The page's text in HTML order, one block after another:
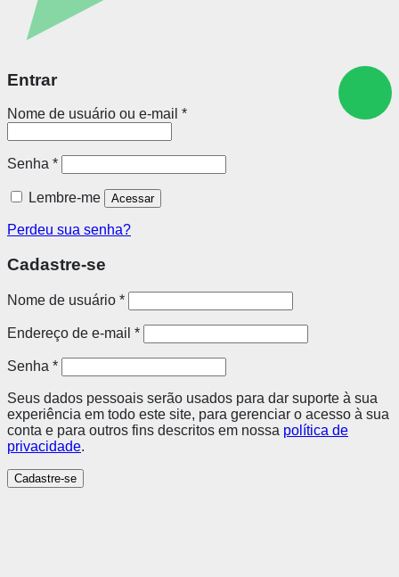
Entrar
Nome de usuário ou e-mail *
Senha *
Lembre-me Acessar
Perdeu sua senha?
Cadastre-se
Nome de usuário *
Endereço de e-mail *
Senha *
Seus dados pessoais serão usados para dar suporte à sua
experiência em todo este site, para gerenciar o acesso à sua
conta e para outros fins descritos em nossa política de
privacidade.
Cadastre-se